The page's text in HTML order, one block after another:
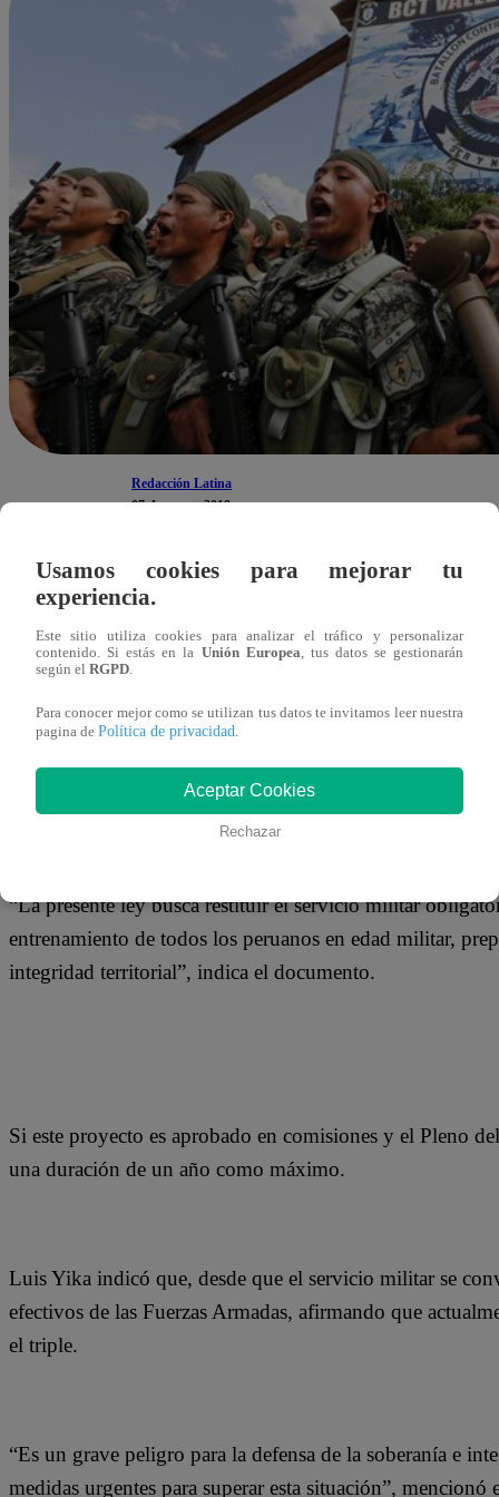
Redacción Latina
07 de marzo 2019
El congresista Luis Yika, integrante de la bancada
Otros parlamentarios que apoyaron la iniciativa con su
Palma, Clayton Galván, Sonia Echevarría, Lizbeth
independiente Roberto Vieira.
“La presente ley busca restituir el servicio militar
entrenamiento de todos los peruanos en edad militar,
integridad territorial”, indica el documento.
Si este proyecto es aprobado en comisiones y el Pleno
una duración de un año como máximo.
Luis Yika indicó que, desde que el servicio militar se
efectivos de las Fuerzas Armadas, afirmando que
el triple.
“Es un grave peligro para la defensa de la soberanía e
medidas urgentes para superar esta situación”, mencionó
Usamos cookies para mejorar tu
experiencia.
Este sitio utiliza cookies para analizar el tráfico y personalizar
contenido. Si estás en la Unión Europea, tus datos se gestionarán
según el RGPD.
Para conocer mejor como se utilizan tus datos te invitamos leer nuestra
pagina de Política de privacidad.
Aceptar Cookies
Rechazar